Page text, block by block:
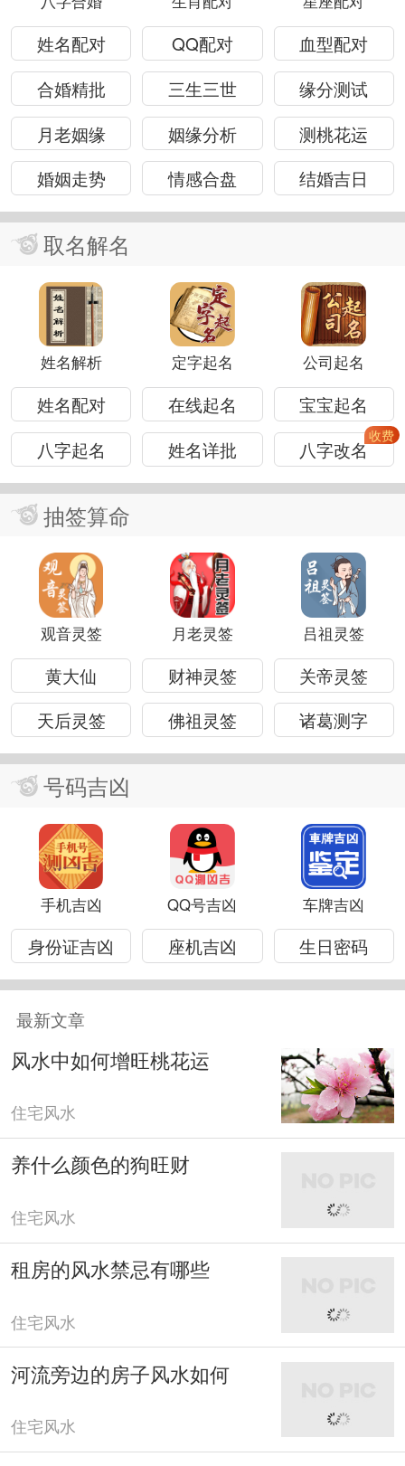
姓名配对 QQ配对
血型配对
合婚精批
三生三世
缘分测试
月老姻缘
姻缘分析
测桃花运
婚姻走势
情感合盘 结婚吉日
取名解名
姓名解析 定字起名 公司起名
姓名配对 在线起名
宝宝起名
八字起名
姓名详批 八字改名
抽签算命
观音灵签 月老灵签 吕祖灵签
黄大仙 财神灵签
关帝灵签
天后灵签
佛祖灵签 诸葛测字
号码吉凶
手机吉凶 QQ号吉凶 车牌吉凶
身份证吉凶 座机吉凶 生日密码
最新文章
风水中如何增旺桃花运
住宅风水
养什么颜色的狗旺财
住宅风水
租房的风水禁忌有哪些
住宅风水
河流旁边的房子风水如何
住宅风水